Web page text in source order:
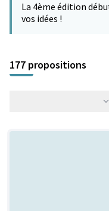
−
La 4ème édition
vos idées !
177 propositions